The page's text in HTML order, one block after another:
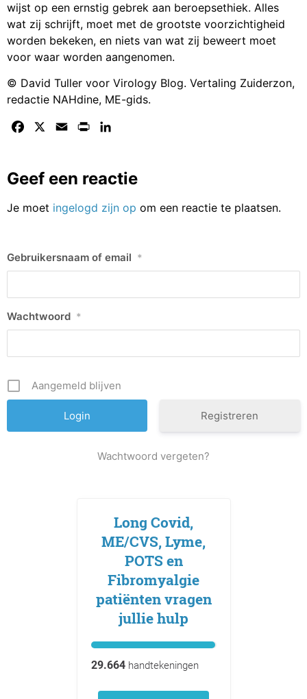
wijst op een ernstig gebrek aan beroepsethiek. Alles
wat zij schrijft, moet met de grootste voorzichtigheid
worden bekeken, en niets van wat zij beweert moet
voor waar worden aangenomen.
© David Tuller voor Virology Blog. Vertaling Zuiderzon,
redactie NAHdine, ME-gids.
Facebook Email Print
Geef een reactie
Je moet ingelogd zijn op om een reactie te plaatsen.
Gebruikersnaam of email *
Wachtwoord *
Aangemeld blijven
Registreren
Wachtwoord vergeten?
Long Covid,
ME/CVS, Lyme,
POTS en
Fibromyalgie
patiënten vragen
jullie hulp
29.664handtekeningen